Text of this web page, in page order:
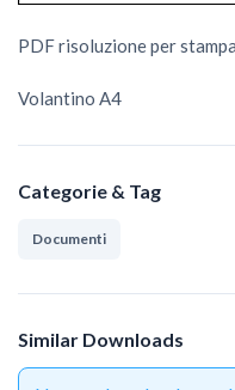
PDF risoluzione per stampa
Volantino A4
Categorie & Tag
Documenti
Similar Downloads